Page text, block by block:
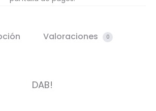
Valoraciones 0
DAB!